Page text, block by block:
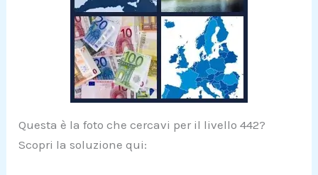
Questa è la foto che cercavi per il livello 442?
Scopri la soluzione qui: